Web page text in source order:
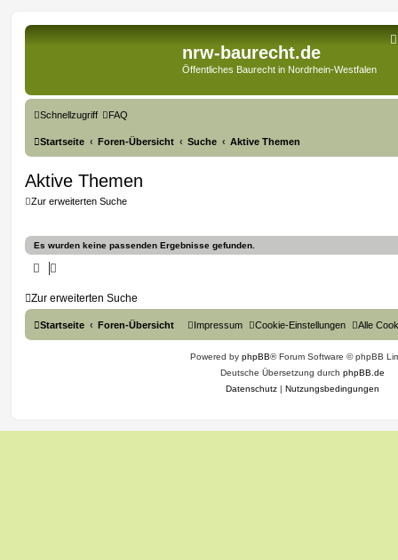
nrw-baurecht.de
Öffentliches Baurecht in Nordrhein-Westfalen
Schnellzugriff FAQ
Startseite Foren-Übersicht Suche Aktive Themen
Aktive Themen
Zur erweiterten Suche
Es wurden keine passenden Ergebnisse gefunden.
Zur erweiterten Suche
Startseite Foren-Übersicht Alle
Cookie-Einstellungen
Impressum
Powered by phpBB® Forum Software © phpBB
Deutsche Übersetzung durch phpBB.de
Datenschutz | Nutzungsbedingungen